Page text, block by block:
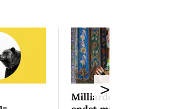
Milliardenaffäre
>